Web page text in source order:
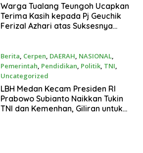
Warga Tualang Teungoh Ucapkan
Terima Kasih kepada Pj Geuchik
Ferizal Azhari atas Suksesnya
Berita, Cerpen, DAERAH, NASIONAL,
Pemerintah, Pendidikan, Politik, TNI,
Uncategorized
Juli 30, 2026
LBH Medan Kecam Presiden RI
Prabowo Subianto Naikkan Tukin
TNI dan Kemenhan, Giliran untuk